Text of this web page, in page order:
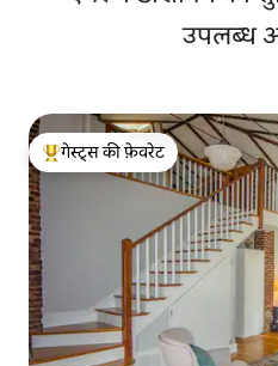
उपलब्ध
गेस्ट्स का टॉप फ़ेवरेट
गेस्ट्स की फ़ेवरेट